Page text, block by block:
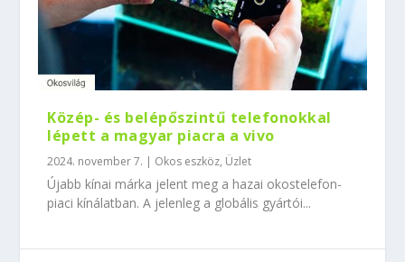
Közép- és belépőszintű telefonokkal
lépett a magyar piacra a vivo
2024. november 7. | Okos eszköz, Üzlet
Újabb kínai márka jelent meg a hazai okostelefon-
piaci kínálatban. A jelenleg a globális gyártói...